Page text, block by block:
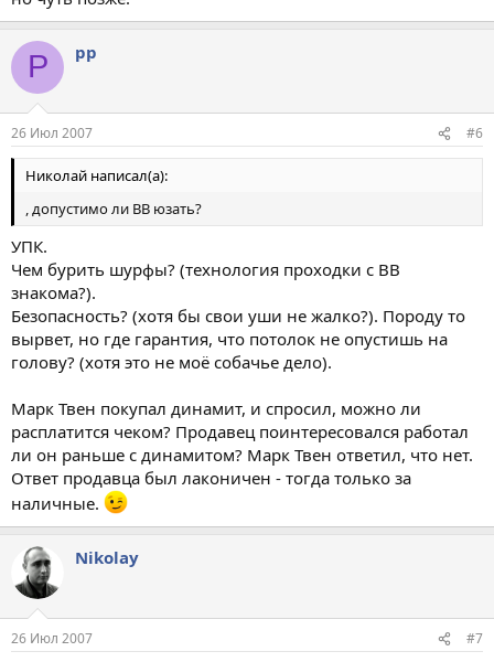
P pp
26 Июл 2007 #6
Николай написал(а):
, допустимо ли ВВ юзать?
УПК.
Чем бурить шурфы? (технология проходки с ВВ
знакома?).
Безопасность? (хотя бы свои уши не жалко?). Породу то
вырвет, но где гарантия, что потолок не опустишь на
голову? (хотя это не моё собачье дело).
Марк Твен покупал динамит, и спросил, можно ли
расплатится чеком? Продавец поинтересовался работал
ли он раньше с динамитом? Марк Твен ответил, что нет.
Ответ продавца был лаконичен - тогда только за
наличные.
Nikolay
26 Июл 2007 #7